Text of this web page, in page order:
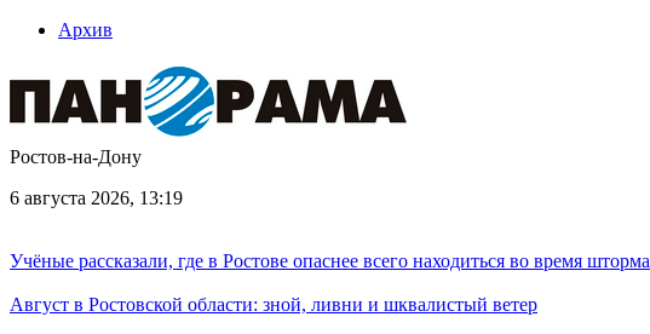
Архив
Ростов-на-Дону
6 августа 2026, 13:19
Учёные рассказали, где в Ростове опаснее всего находиться во время шторма
Август в Ростовской области: зной, ливни и шквалистый ветер